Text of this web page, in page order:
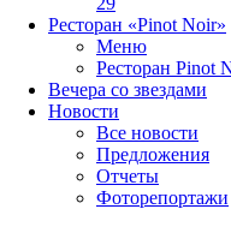
Ресторан «Pinot Noir»
Меню
Ресторан Pinot
Вечера со звездами
Новости
Все новости
Предложения
Отчеты
Фоторепортажи